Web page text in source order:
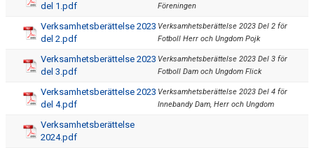
del 1.pdf
Föreningen
Verksamhetsberättelse 2023
del 2.pdf
Verksamhetsberättelse 2023 Del 2 för
Fotboll Herr och Ungdom Pojk
Verksamhetsberättelse 2023
del 3.pdf
Verksamhetsberättelse 2023 Del 3 för
Fotboll Dam och Ungdom Flick
Verksamhetsberättelse 2023
del 4.pdf
Verksamhetsberättelse 2023 Del 4 för
Innebandy Dam, Herr och Ungdom
Verksamhetsberättelse
2024.pdf